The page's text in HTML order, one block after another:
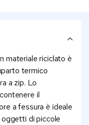
materiale riciclato è
termico
a zip. Lo
il
a fessura è ideale
oggetti di piccole